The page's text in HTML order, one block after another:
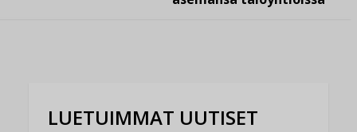
LUETUIMMAT UUTISET